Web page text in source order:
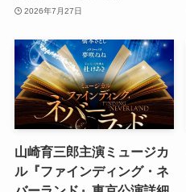
2026年7月27日
山崎育三郎主演ミュージカ
ル『ファインディング・ネ